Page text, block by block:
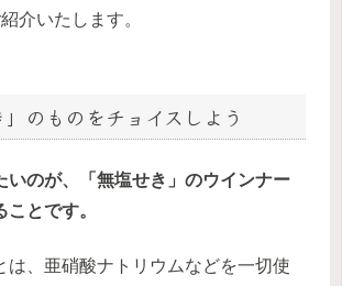
介いたします。
」のものをチョイスしよう
いのが、「無塩せき」のウインナー
とです。
は、亜硝酸ナトリウムなどを一切使